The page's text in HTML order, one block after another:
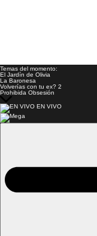
Temas del momento:
El Jardín de Olivia
La Baronesa
Volverías con tu ex? 2
Prohibida Obsesión
EN VIVO